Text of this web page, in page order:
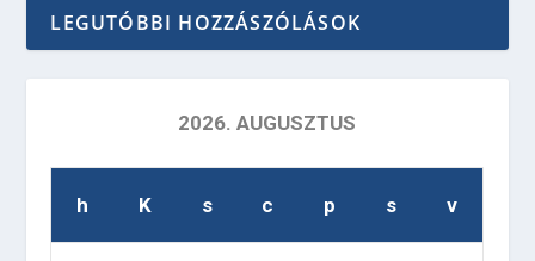
LEGUTÓBBI HOZZÁSZÓLÁSOK
2026. AUGUSZTUS
h K s c p s v